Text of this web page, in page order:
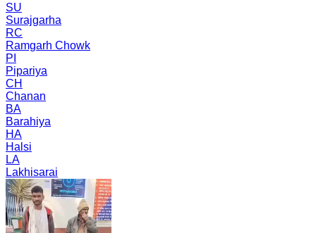
SU
Surajgarha
RC
Ramgarh Chowk
PI
Pipariya
CH
Chanan
BA
Barahiya
HA
Halsi
LA
Lakhisarai